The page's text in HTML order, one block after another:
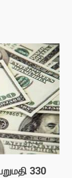
330